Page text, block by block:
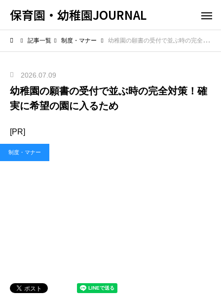
保育園・幼稚園JOURNAL
記事一覧 制度・マナー 幼稚園の願書の受付で並ぶ時の完全対策！確実に希望の園に入るため
2026.07.09
幼稚園の願書の受付で並ぶ時の完全対策！確
実に希望の園に入るため
[PR]
制度・マナー